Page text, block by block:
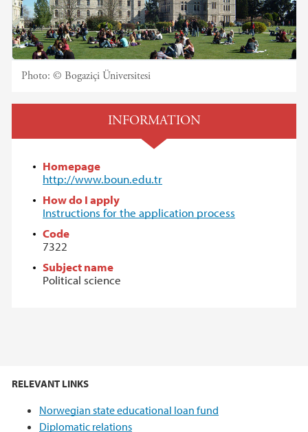
Photo: © Bogaziçi Üniversitesi
INFORMATION
Homepage
http://www.boun.edu.tr
How do I apply
Instructions for the application process
Code
7322
Subject name
Political science
RELEVANT LINKS
Norwegian state educational loan fund
Diplomatic relations